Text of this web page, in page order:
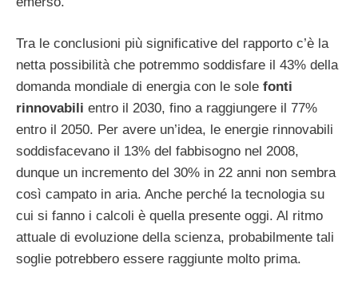
Tra le conclusioni più significative del rapporto c’è la
netta possibilità che potremmo soddisfare il 43% della
domanda mondiale di energia con le sole fonti
rinnovabili entro il 2030, fino a raggiungere il 77%
entro il 2050. Per avere un’idea, le energie rinnovabili
soddisfacevano il 13% del fabbisogno nel 2008,
dunque un incremento del 30% in 22 anni non sembra
così campato in aria. Anche perché la tecnologia su
cui si fanno i calcoli è quella presente oggi. Al ritmo
attuale di evoluzione della scienza, probabilmente tali
soglie potrebbero essere raggiunte molto prima.